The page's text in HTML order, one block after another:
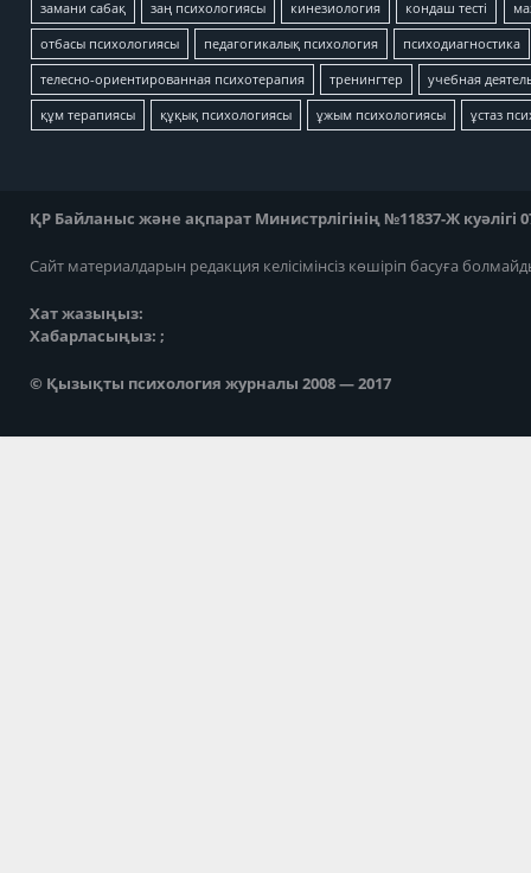
замани сабақ заң психологиясы кинезиология кондаш тесті
отбасы психологиясы педагогикалық психология психодиагностика
телесно-ориентированная психотерапия тренингтер учебная
құм терапиясы құқық психологиясы ұжым психологиясы ұстаз
ҚР Байланыс және ақпарат Министрлігінің №11837-Ж куәлігі
Сайт материалдарын редакция келісімінсіз көшіріп басуға
Хат жазыңыз:
Хабарласыңыз: ;
© Қызықты психология журналы 2008 — 2017